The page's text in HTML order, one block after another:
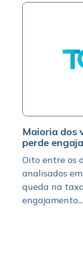
Maioria dos
perde
Oito entre os
analisados
queda na
engajamento...